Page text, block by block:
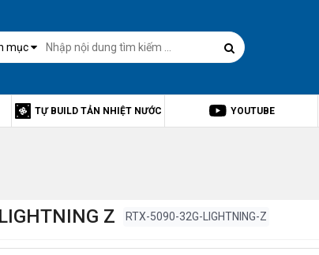
mục
TỰ BUILD TẢN NHIỆT NƯỚC YOUTUBE
Z RTX-5090-32G-LIGHTNING-Z